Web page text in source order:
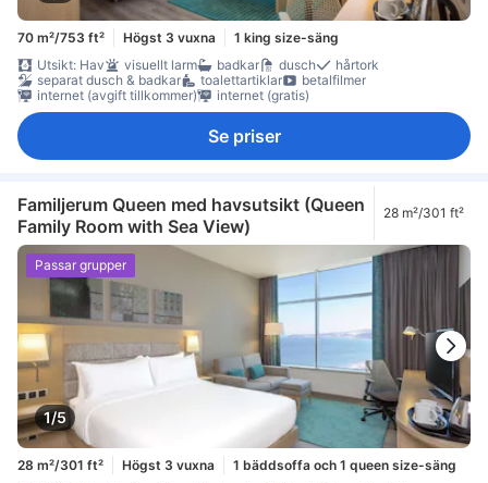
70 m²/753 ft² Högst 3 vuxna
1 king size-säng
Utsikt: Hav
visuellt larm badkar dusch
hårtork
separat dusch & badkar
toalettartiklar
betalfilmer
internet (avgift tillkommer)
internet (gratis)
Se priser
Familjerum Queen med havsutsikt (Queen
Family Room with Sea View)
28 m²/301 ft²
1/5
Passar grupper
28 m²/301 ft² Högst 3 vuxna
1 bäddsoffa och 1 queen size-säng